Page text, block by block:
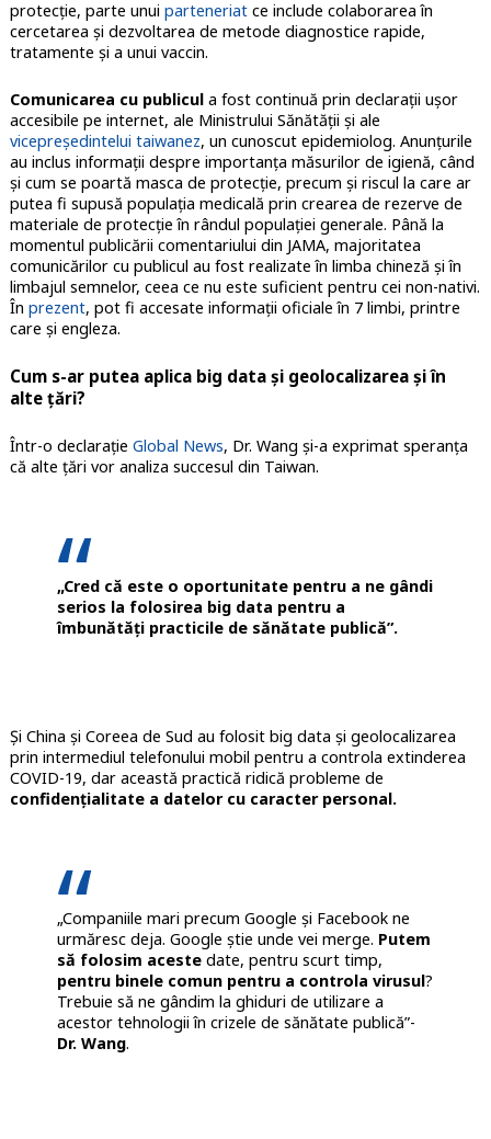
protecție, parte unui parteneriatce include colaborarea în
cercetarea și dezvoltarea de metode diagnostice rapide,
tratamente și a unui vaccin.
Comunicarea cu publicula fost continuă prin declarații ușor
accesibile pe internet, ale Ministrului Sănătății și ale
vicepreședintelui taiwanez, un cunoscut epidemiolog. Anunțurile
au inclus informații despre importanța măsurilor de igienă, când
și cum se poartă masca de protecție, precum și riscul la care ar
putea fi supusă populația medicală prin crearea de rezerve de
materiale de protecție în rândul populației generale. Până la
momentul publicării comentariului din JAMA, majoritatea
comunicărilor cu publicul au fost realizate în limba chineză și în
limbajul semnelor, ceea ce nu este suficient pentru cei non-nativi.
În prezent, pot fi accesate informații oficiale în 7 limbi, printre
care și engleza.
Cum s-ar putea aplica big data și geolocalizarea și în
alte țări?
Într-o declarație Global News, Dr. Wang și-a exprimat speranța
că alte țări vor analiza succesul din Taiwan.
„Cred că este o oportunitate pentru a ne gândi
serios la folosirea big data pentru a
îmbunătăți practicile de sănătate publică”.
Și China și Coreea de Sud au folosit big data și geolocalizarea
prin intermediul telefonului mobil pentru a controla extinderea
COVID-19, dar această practică ridică probleme de
confidențialitate a datelor cu caracter personal.
„Companiile mari precum Google și Facebook ne
urmăresc deja. Google știe unde vei merge. Putem
să folosim acestedate, pentru scurt timp,
pentru binele comun pentru a controla virusul?
Trebuie să ne gândim la ghiduri de utilizare a
acestor tehnologii în crizele de sănătate publică”-
Dr. Wang.